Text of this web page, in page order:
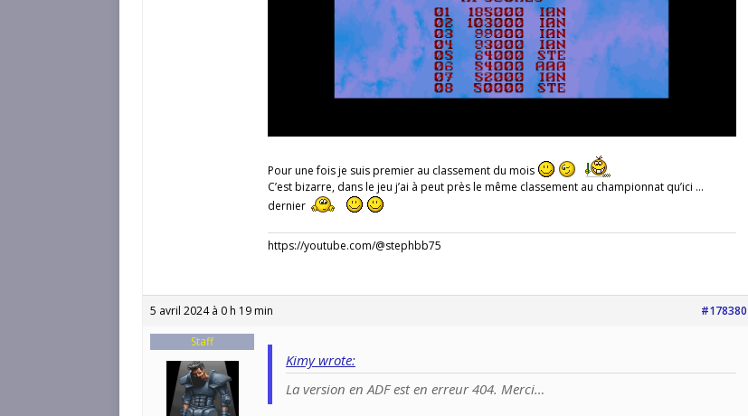
Pour une fois je suis premier au classement du mois
C’est bizarre, dans le jeu j’ai à peut près le même classement au championnat qu’ici …
dernier
https://youtube.com/@stephbb75
5 avril 2024 à 0 h 19 min
#178380
Staff
Kimy wrote:
La version en ADF est en erreur 404. Merci…